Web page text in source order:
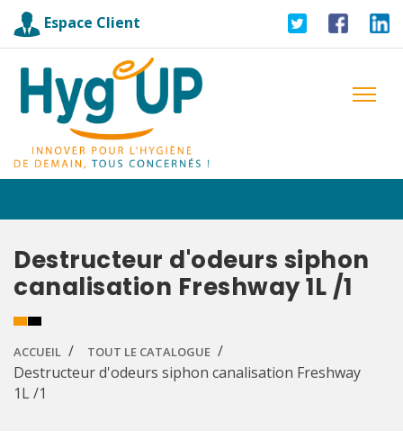
Espace Client
Destructeur d'odeurs siphon
canalisation Freshway 1L /1
ACCUEIL TOUT LE CATALOGUE
Destructeur d'odeurs siphon canalisation Freshway
1L /1